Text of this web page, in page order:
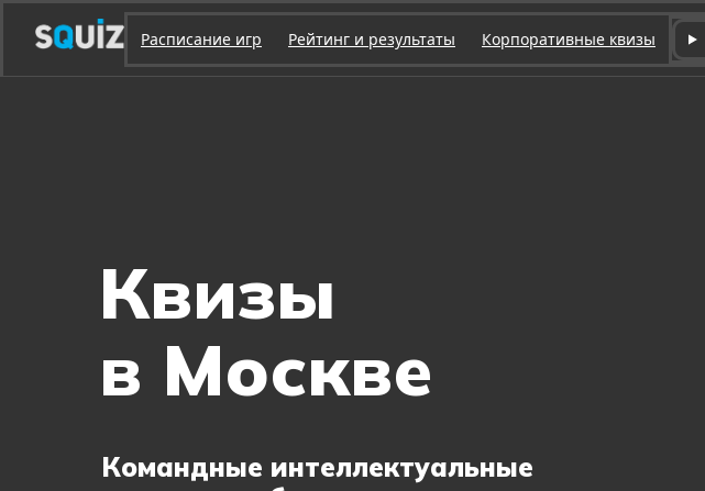
Расписание игр Рейтинг и результаты Корпоративные квизы
Квизы
в Москве
Командные интеллектуальные